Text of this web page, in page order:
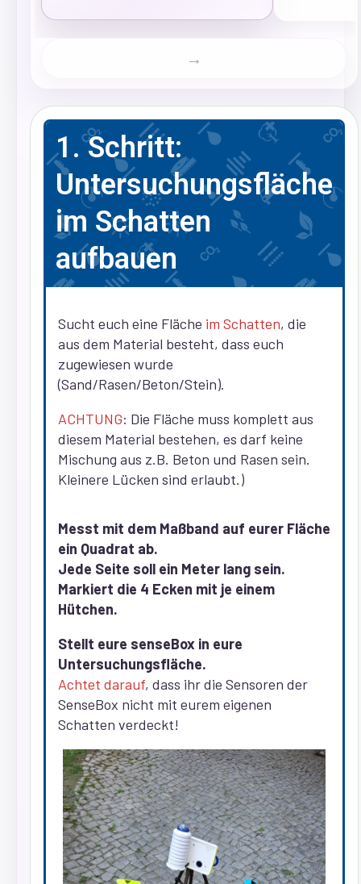
→
1. Schritt:
Untersuchungsfläche
im Schatten
aufbauen
Sucht euch eine Fläche im Schatten, die
aus dem Material besteht, dass euch
zugewiesen wurde
(Sand/Rasen/Beton/Stein).
ACHTUNG: Die Fläche muss komplett aus
diesem Material bestehen, es darf keine
Mischung aus z.B. Beton und Rasen sein.
Kleinere Lücken sind erlaubt.)
Messt mit dem Maßband auf eurer Fläche
ein Quadrat ab.
Jede Seite soll ein Meter lang sein.
Markiert die 4 Ecken mit je einem
Hütchen.
Stellt eure senseBox in eure
Untersuchungsfläche.
Achtet darauf, dass ihr die Sensoren der
SenseBox nicht mit eurem eigenen
Schatten verdeckt!